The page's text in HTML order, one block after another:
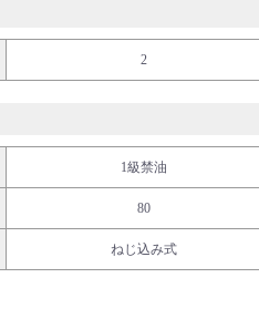
2
1級禁油
80
ねじ込み式